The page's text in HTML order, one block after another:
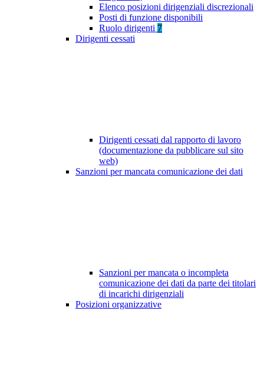
Elenco posizioni dirigenziali discrezionali
Posti di funzione disponibili
Ruolo dirigenti 7
Dirigenti cessati
Dirigenti cessati dal rapporto di lavoro
(documentazione da pubblicare sul sito
web)
Sanzioni per mancata comunicazione dei dati
Sanzioni per mancata o incompleta
comunicazione dei dati da parte dei titolari
di incarichi dirigenziali
Posizioni organizzative